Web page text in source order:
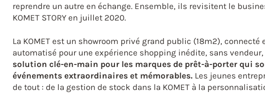
reprendre un autre en échange. Ensemble, ils revisitent le
KOMET STORY en juillet 2020.
La KOMET est un showroom privé grand public (18m2), connecté
automatisé pour une expérience shopping inédite, sans
solution clé-en-main pour les marques de prêt-à-porter qui
événements extraordinaires et mémorables. Les jeunes
de tout : de la gestion de stock dans la KOMET à la